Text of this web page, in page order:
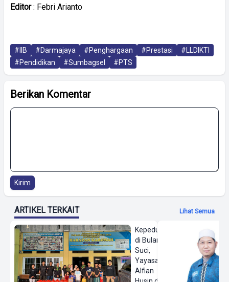
Editor: Febri Arianto
#IIB #Darmajaya #Penghargaan #Prestasi
#LLDIKTI
#Pendidikan
#Sumbagsel #PTS
Berikan Komentar
Kirim
ARTIKEL TERKAIT Lihat Semua
Kepedulian
di Bulan
Suci,
Yayasan
Alfian